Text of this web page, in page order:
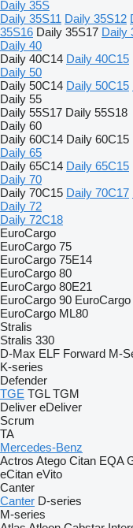
Daily 35S
Daily 35S11 Daily 35S12
35S16 Daily 35S17 Daily
Daily 40
Daily 40C14 Daily 40C15
Daily 50
Daily 50C14 Daily 50C15
Daily 55
Daily 55S17 Daily 55S18
Daily 60
Daily 60C14 Daily 60C15
Daily 65
Daily 65C14 Daily 65C15
Daily 70
Daily 70C15 Daily 70C17
Daily 72
Daily 72C18
EuroCargo
EuroCargo 75
EuroCargo 75E14
EuroCargo 80
EuroCargo 80E21
EuroCargo 90
EuroCargo ML80
Stralis
Stralis 330
D-Max ELF Forward M-
K-series
Defender
TGE TGL TGM
Deliver eDeliver
Scrum
TA
Mercedes-Benz
Actros Atego Citan EQA
eCitan eVito
Canter
Canter D-series
M-series